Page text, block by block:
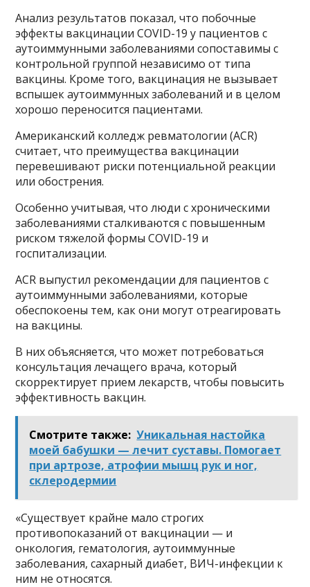
Анализ результатов показал, что побочные
эффекты вакцинации COVID-19 у пациентов с
аутоиммунными заболеваниями сопоставимы с
контрольной группой независимо от типа
вакцины. Кроме того, вакцинация не вызывает
вспышек аутоиммунных заболеваний и в целом
хорошо переносится пациентами.
Американский колледж ревматологии (ACR)
считает, что преимущества вакцинации
перевешивают риски потенциальной реакции
или обострения.
Особенно учитывая, что люди с хроническими
заболеваниями сталкиваются с повышенным
риском тяжелой формы COVID-19 и
госпитализации.
ACR выпустил рекомендации для пациентов с
аутоиммунными заболеваниями, которые
обеспокоены тем, как они могут отреагировать
на вакцины.
В них объясняется, что может потребоваться
консультация лечащего врача, который
скорректирует прием лекарств, чтобы повысить
эффективность вакцин.
Смотрите также: Уникальная настойка
моей бабушки — лечит суставы. Помогает
при артрозе, атрофии мышц рук и ног,
склеродермии
«Существует крайне мало строгих
противопоказаний от вакцинации — и
онкология, гематология, аутоиммунные
заболевания, сахарный диабет, ВИЧ-инфекции к
ним не относятся.